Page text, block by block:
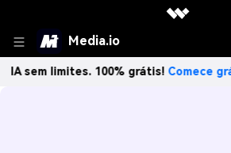
Media.io
100% grátis!Comece grátis→